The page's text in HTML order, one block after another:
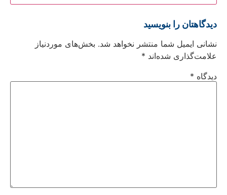
دیدگاهتان را بنویسید
نشانی ایمیل شما منتشر نخواهد شد. بخش‌های موردنیاز
علامت‌گذاری شده‌اند *
دیدگاه *